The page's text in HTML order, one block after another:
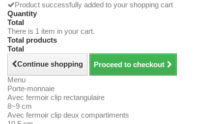
Product successfully added to your shopping cart
Quantity
Total
There is 1 item in your cart.
Total products
Total
Continue shopping
Proceed to checkout
Menu
Porte-monnaie
Avec fermoir clip rectangulaire
8~9 cm
Avec fermoir clip deux compartiments